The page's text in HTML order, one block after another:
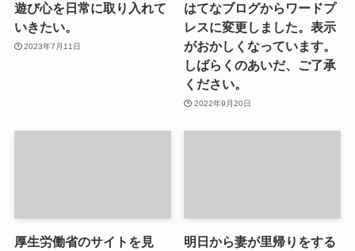
遊び心を日常に取り入れて
いきたい。
2023年7月11日
はてなブログからワードプ
レスに変更しました。表示
がおかしくなっています。
しばらくのあいだ、ご了承
ください。
2022年9月20日
厚生労働省のサイトを見
明日から妻が里帰りをする